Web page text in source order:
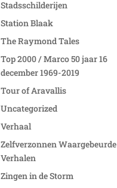
Stadsschilderijen
Station Blaak
The Raymond Tales
Top 2000 / Marco 50 jaar 16
december 1969-2019
Tour of Aravallis
Uncategorized
Verhaal
Zelfverzonnen Waargebeurde
Verhalen
Zingen in de Storm